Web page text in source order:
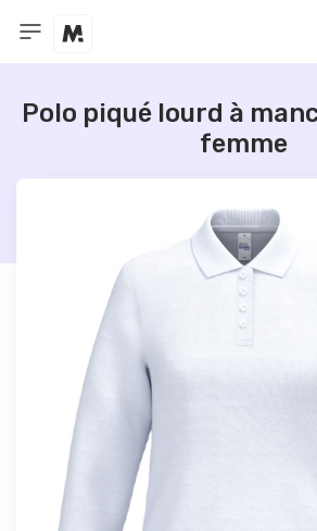
Polo piqué lourd à
femme